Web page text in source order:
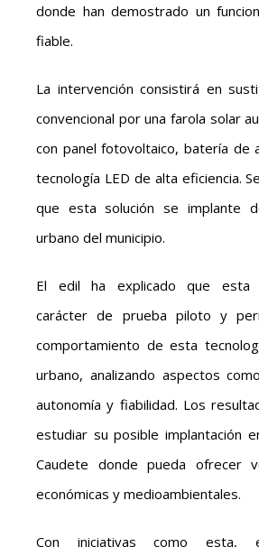
donde han demostrado un
fiable.
La intervención consistirá en
convencional por una farola solar
con panel fotovoltaico, batería de
tecnología LED de alta eficiencia.
que esta solución se implante
urbano del municipio.
El edil ha explicado que esta
carácter de prueba piloto y
comportamiento de esta
urbano, analizando aspectos
autonomía y fiabilidad. Los
estudiar su posible implantación
Caudete donde pueda ofrecer
económicas y medioambientales.
Con iniciativas como esta,